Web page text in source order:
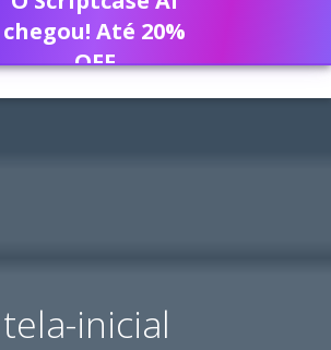
tela-inicial
chegou! Até 20%
OFF